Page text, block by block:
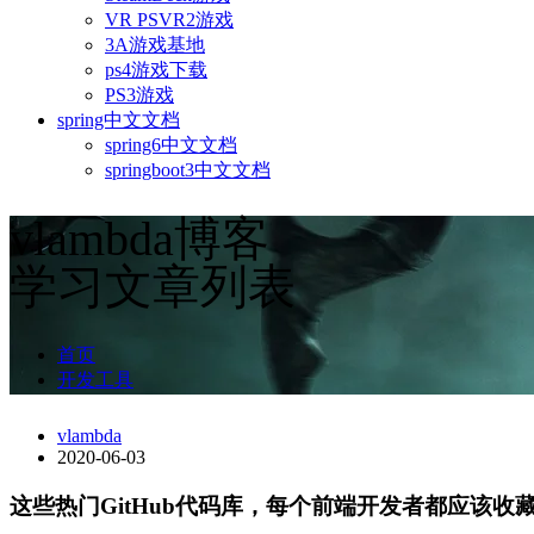
VR PSVR2游戏
3A游戏基地
ps4游戏下载
PS3游戏
spring中文文档
spring6中文文档
springboot3中文文档
vlambda博客
学习文章列表
首页
开发工具
vlambda
2020-06-03
这些热门GitHub代码库，每个前端开发者都应该收